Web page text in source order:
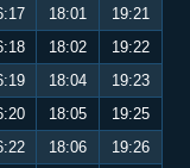
18:01
19:21
18:02
19:22
18:04
19:23
18:05
19:25
18:06
19:26